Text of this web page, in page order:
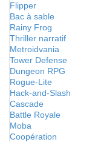
Flipper
Bac à sable
Rainy Frog
Thriller narratif
Metroidvania
Tower Defense
Dungeon RPG
Rogue-Lite
Hack-and-Slash
Cascade
Battle Royale
Moba
Coopération